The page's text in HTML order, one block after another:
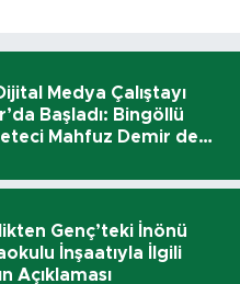
Medya Çalıştayı
Başladı: Bingöllü
Mahfuz Demir de
Genç’teki İnönü
İnşaatıyla İlgili
Açıklaması